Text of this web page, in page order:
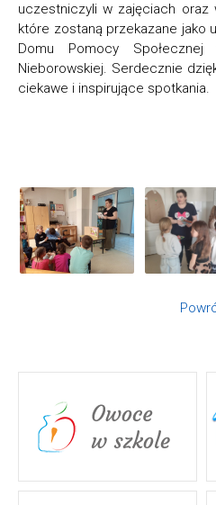
uczestniczyli w zajęciach oraz
które zostaną przekazane jako
Domu Pomocy
Nieborowskiej. Serdecznie
ciekawe i inspirujące spotkania.